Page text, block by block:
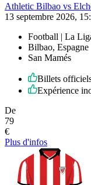
Athletic Bilbao vs
13 septembre 2026,
Football | La
Bilbao, Espagne
San Mamés
Billets
Expérience
De
79
€
Plus d'infos